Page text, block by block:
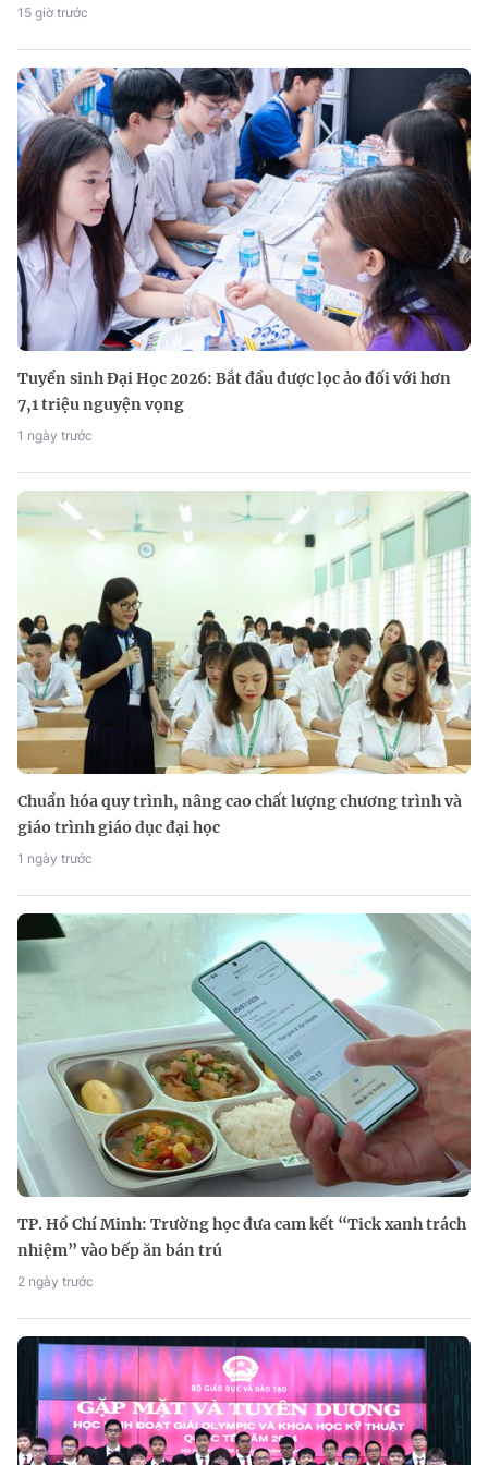
15 giờ trước
Tuyển sinh Đại Học 2026: Bắt đầu được lọc ảo đối với hơn
7,1 triệu nguyện vọng
1 ngày trước
Chuẩn hóa quy trình, nâng cao chất lượng chương trình và
giáo trình giáo dục đại học
1 ngày trước
TP. Hồ Chí Minh: Trường học đưa cam kết “Tick xanh trách
nhiệm” vào bếp ăn bán trú
2 ngày trước